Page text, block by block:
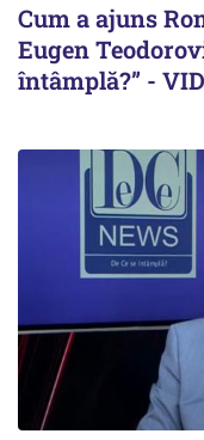
Cum a ajuns
Eugen
întâmplă?” -